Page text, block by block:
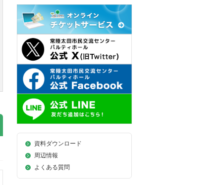
資料ダウンロード
周辺情報
よくある質問